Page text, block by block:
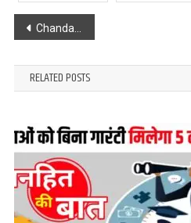
Post
navigation
Chandauli : ऑनलाइन अटेंडेंस को दो महीने तक स्थगित किए जाने पर शिक्षक संघ में खुशी
RELATED POSTS